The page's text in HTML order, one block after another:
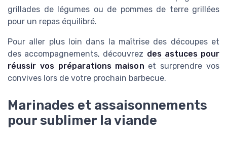
grillades de légumes ou de pommes de terre grillées
pour un repas équilibré.
Pour aller plus loin dans la maîtrise des découpes et
des accompagnements, découvrez des astuces pour
réussir vos préparations maison et surprendre vos
convives lors de votre prochain barbecue.
Marinades et assaisonnements
pour sublimer la viande